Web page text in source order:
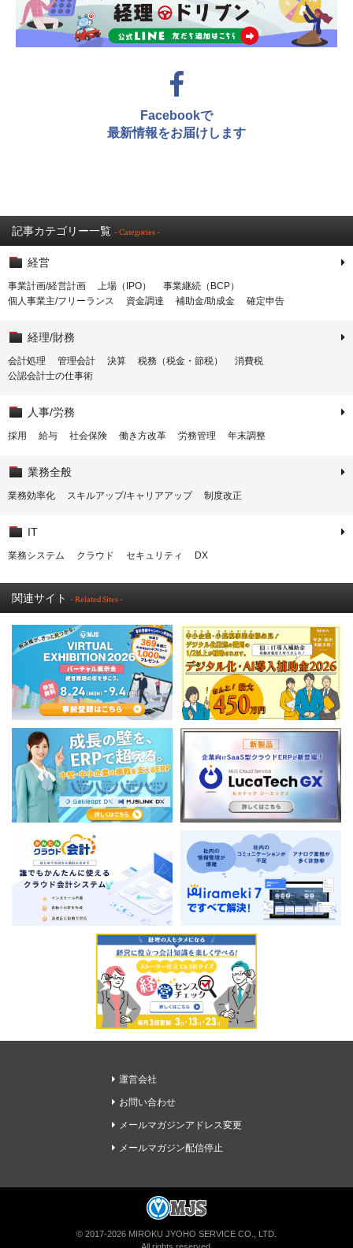
Facebookで
最新情報をお届けします
記事カテゴリー一覧 - Categories -
経営
事業計画/経営計画 上場（IPO）
事業継続（BCP）
個人事業主/フリーランス
資金調達 補助金/助成金 確定申告
経理/財務
会計処理 管理会計 決算 税務（税金・節税）
消費税
公認会計士の仕事術
人事/労務
採用 給与 社会保険 働き方改革 労務管理 年末調整
業務全般
業務効率化 スキルアップ/キャリアアップ 制度改正
IT
業務システム クラウド セキュリティ DX
関連サイト - Related Sites -
運営会社
お問い合わせ
メールマガジンアドレス変更
メールマガジン配信停止
© 2017-2026 MIROKU JYOHO SERVICE CO., LTD.